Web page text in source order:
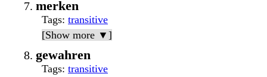
merken
Tags: transitive
[Show more ▼]
gewahren
Tags: transitive